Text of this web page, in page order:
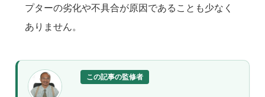
プターの劣化や不具合が原因であることも少なく
ありません。
この記事の監修者